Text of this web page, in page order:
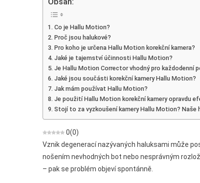
Haluks
Co je Hallu Motion?
Proč jsou halukové?
Pro koho je určena Hallu Motion korekční kamera?
Jaké je tajemství účinnosti Hallu Motion?
Je Hallu Motion Corrector vhodný pro každodenní
Jaké jsou součásti korekční kamery Hallu Motion?
Jak mám používat Hallu Motion?
Je použití Hallu Motion korekční kamery opravdu
Stojí to za vyzkoušení kamery Hallu Motion? Naše
0(0)
Vznik degenerací nazývaných haluksami může
nošením nevhodných bot nebo nesprávným
– pak se problém objeví spontánně.